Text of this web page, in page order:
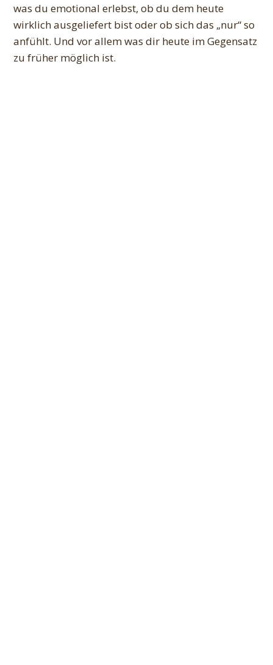
was du emotional erlebst, ob du dem heute
wirklich ausgeliefert bist oder ob sich das „nur“ so
anfühlt. Und vor allem was dir heute im Gegensatz
zu früher möglich ist.